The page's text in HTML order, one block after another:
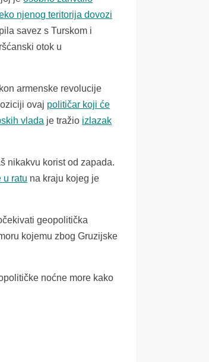
njenog teritorija dovozi
savez s Turskom i
otok u
armenske revolucije
ovaj političar koji će
vlada je tražio izlazak
nikakvu korist od zapada.
u ratu na kraju kojeg je
geopolitička
kojemu zbog Gruzijske
noćne more kako